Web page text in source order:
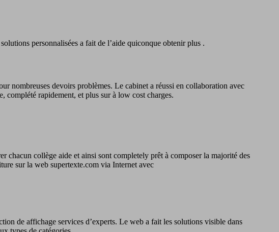
personnalisées a fait de l’aide quiconque obtenir plus .
nombreuses devoirs problèmes. Le cabinet a réussi en collaboration avec
complété rapidement, et plus sur à low cost charges.
chacun collège aide et ainsi sont completely prêt à composer la majorité des
sur la web supertexte.com via Internet avec
de affichage services d’experts. Le web a fait les solutions visible dans